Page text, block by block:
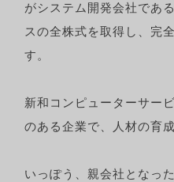
がシステム開発会社であ
スの全株式を取得し、完
す。
新和コンピューターサー
のある企業で、人材の育
いっぽう、親会社となっ